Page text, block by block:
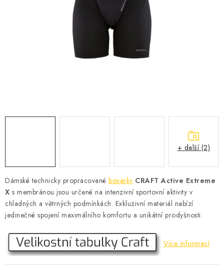
VELIKOSTNÍ TABULKY
MEGA SLEVY
NOVINKY
NOVINKY INOV-8
Dámské technicky propracované boxerky CRAFT Active Extreme
X s membránou jsou určené na intenzivní sportovní aktivity v
chladných a větrných podmínkách. Exkluzivní materiál nabízí
jedinečné spojení maximálního komfortu a unikátní prodyšnosti.
Více informací
+ další (2)